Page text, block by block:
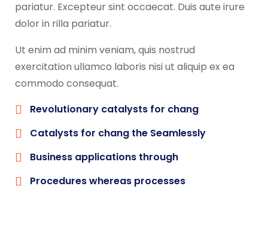
pariatur. Excepteur sint occaecat. Duis aute irure
dolor in rilla pariatur.
Ut enim ad minim veniam, quis nostrud
exercitation ullamco laboris nisi ut aliquip ex ea
commodo consequat.
Revolutionary catalysts for chang
Catalysts for chang the Seamlessly
Business applications through
Procedures whereas processes